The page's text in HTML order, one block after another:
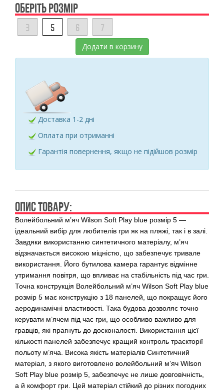
ОБЕРІТЬ РОЗМІР
3 5 6 7
Додати в корзину
Доставка 1-2 дні
Оплата при отриманні
Гарантія повернення, якщо не підійшов розмір
ОПИС ТОВАРУ:
Волейбольний м’яч Wilson Soft Play blue розмір 5 —
ідеальний вибір для любителів гри як на пляжі, так і в залі.
Завдяки використанню синтетичного матеріалу, м’яч
відзначається високою міцністю, що забезпечує тривале
використання. Його бутилова камера гарантує відмінне
утримання повітря, що впливає на стабільність під час гри.
Точна конструкція Волейбольний м’яч Wilson Soft Play blue
розмір 5 має конструкцію з 18 панелей, що покращує його
аеродинамічні властивості. Така будова дозволяє точно
керувати м’ячем під час гри, що особливо важливо для
гравців, які прагнуть до досконалості. Використання цієї
кількості панелей забезпечує кращий контроль траєкторії
польоту м’яча. Висока якість матеріалів Синтетичний
матеріал, з якого виготовлено волейбольний м’яч Wilson
Soft Play blue розмір 5, забезпечує не лише довговічність,
а й комфорт гри. Цей матеріал стійкий до різних погодних